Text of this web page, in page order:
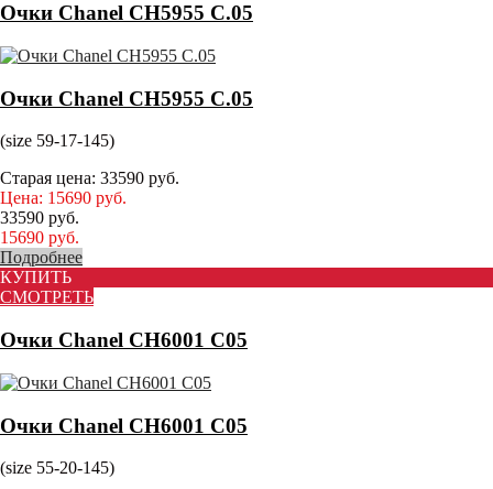
Очки Chanel CH5955 С.05
Очки Chanel CH5955 С.05
(size 59-17-145)
Старая цена: 33590 руб.
Цена: 15690 руб.
33590 руб.
15690 руб.
Подробнее
КУПИТЬ
СМОТРЕТЬ
Очки Chanel CH6001 C05
Очки Chanel CH6001 C05
(size 55-20-145)